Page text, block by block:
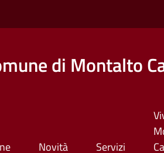
di Montalto
Novità Servizi